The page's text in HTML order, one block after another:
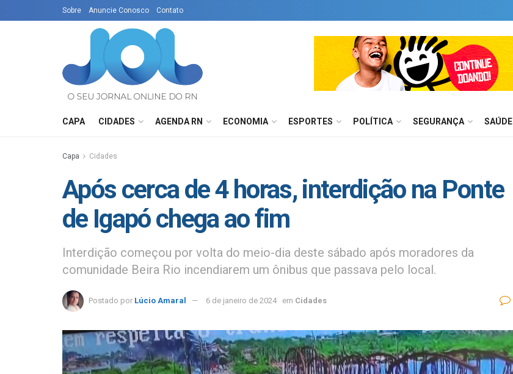
Sobre Anuncie Conosco Contato
CAPA CIDADES AGENDA RN ECONOMIA ESPORTES POLÍTICA SEGURANÇA SAÚDE
Capa Cidades
Após cerca de 4 horas, interdição na Ponte
de Igapó chega ao fim
Interdição começou por volta do meio-dia deste sábado após moradores da
comunidade Beira Rio incendiarem um ônibus que passava pelo local.
Postado por Lúcio Amaral 6 de janeiro de 2024 em Cidades